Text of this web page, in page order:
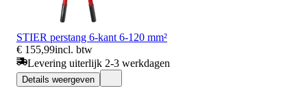
STIER perstang 6-kant 6-120 mm²
€ 155,99incl. btw
Levering uiterlijk 2-3 werkdagen
Details weergeven